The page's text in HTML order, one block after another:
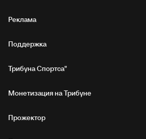
Реклама
Поддержка
Трибуна Спортса"
Монетизация на Трибуне
Прожектор